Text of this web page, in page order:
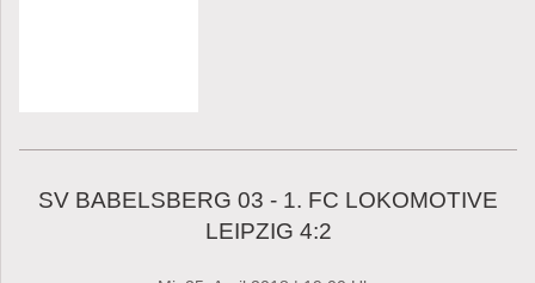
SV BABELSBERG 03 - 1. FC LOKOMOTIVE
LEIPZIG 4:2